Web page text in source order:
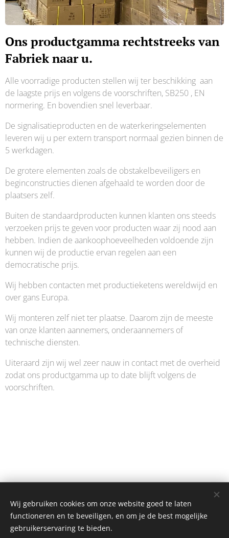
Ons productgamma rechtstreeks van
Fabriek naar u.
Alle voorradige producten stellen wij ter beschikking aan
de laagste prijs en volgens de voorschriften, SB250 , EN
normering. En bovendien snel leverbaar.
De signalisatieproducten en de waterkeringselementen
leveren wij u per extern transport normaal gezien binnen de
5 werkdagen.
De grotere elementen zoals de obstakelbeveiligers en
beginconstructies dienen afgehaald te worden door de
plaatsers zelf.
Buiten de standaardproducten kunnen klanten ons steeds
verzoeken prijs te geven voor producten waar zij nood aan
hebben. Indien de aankoophoeveelheden voldoende zijn
kunnen wij de productie ervan regelen aan een
democratische prijs.
Wij hebben contacten met productieketens wereldwijd en
over gans Europa.
Wij monteren zelf niet ter plaatse. Daarom zijn de meeste
van onze klanten aannemers, onderaannemers of
technische diensten.
Uiteraard zijn wij wel zeer nauw in contact met de overheid
zodat ons productgamma up to date blijft volgens de
voorschriften.
© 2024 Alle rechten voorbehouden
Cookies
Wij gebruiken cookies om onze website goed te laten
functioneren en te beveiligen, en om je de best mogelijke
gebruikerservaring te bieden.